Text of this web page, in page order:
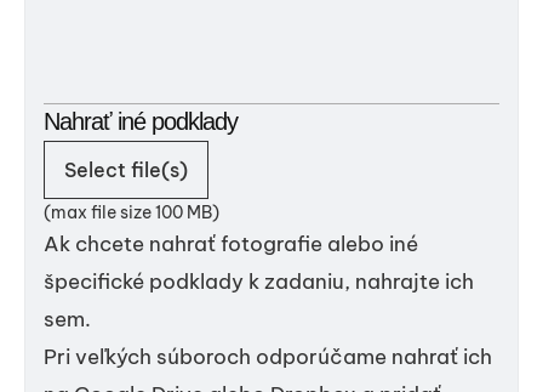
Nahrať iné podklady
Ak chcete nahrať fotografie alebo iné
špecifické podklady k zadaniu, nahrajte ich
sem.
Pri veľkých súboroch odporúčame nahrať ich
Select file(s)
(max file size 100 MB)